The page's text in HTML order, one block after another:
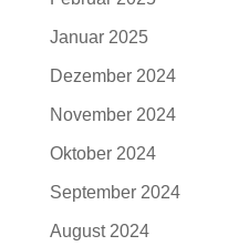
Januar 2025
Dezember 2024
November 2024
Oktober 2024
September 2024
August 2024